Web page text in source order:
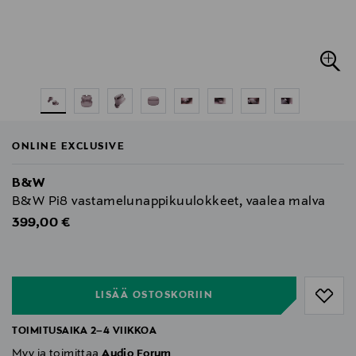
ONLINE EXCLUSIVE
B&W
B&W Pi8 vastamelunappikuulokkeet, vaalea malva
Original Price
399,00 €
LISÄÄ OSTOSKORIIN
TOIMITUSAIKA 2–4 VIIKKOA